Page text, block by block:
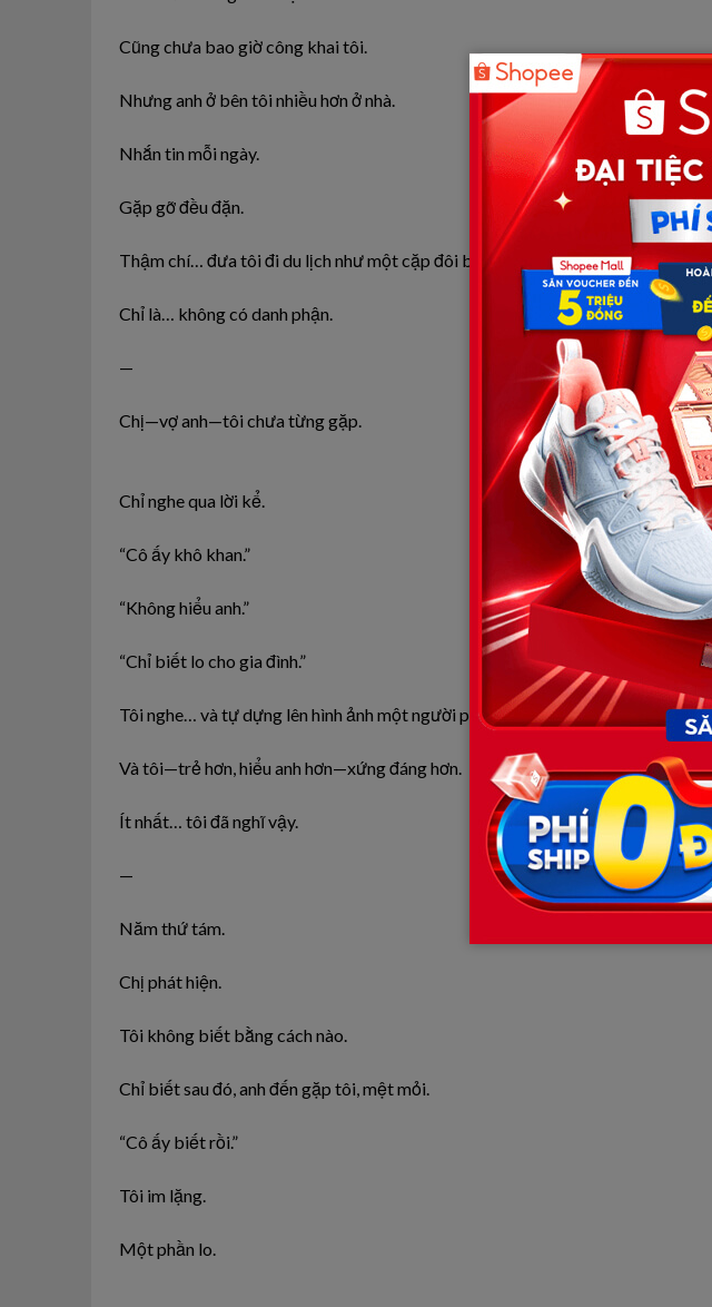
Cũng chưa bao giờ công khai tôi.
Nhưng anh ở bên tôi nhiều hơn ở nhà.
Nhắn tin mỗi ngày.
Gặp gỡ đều đặn.
Thậm chí… đưa tôi đi du lịch như một cặp đôi bình thường.
Chỉ là… không có danh phận.
—
Chị—vợ anh—tôi chưa từng gặp.
Chỉ nghe qua lời kể.
“Cô ấy khô khan.”
“Không hiểu anh.”
“Chỉ biết lo cho gia đình.”
Tôi nghe… và tự dựng lên hình ảnh một người phụ nữ nhàm chán.
Và tôi—trẻ hơn, hiểu anh hơn—xứng đáng hơn.
Ít nhất… tôi đã nghĩ vậy.
—
Năm thứ tám.
Chị phát hiện.
Tôi không biết bằng cách nào.
Chỉ biết sau đó, anh đến gặp tôi, mệt mỏi.
“Cô ấy biết rồi.”
Tôi im lặng.
Một phần lo.